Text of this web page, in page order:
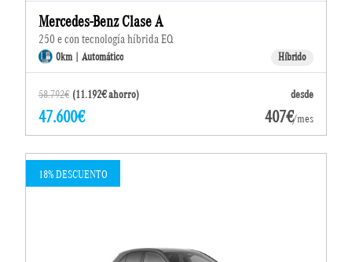
Mercedes-Benz Clase A
250 e con tecnología híbrida EQ
0km | Automático Híbrido
58.792€ (11.192€ ahorro) desde
47.600€ 407€/mes
18% DESCUENTO